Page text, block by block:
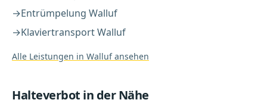
→Entrümpelung Walluf
→KlaviertransportWalluf
Alle Leistungen in Wallufansehen
Halteverbot in der Nähe